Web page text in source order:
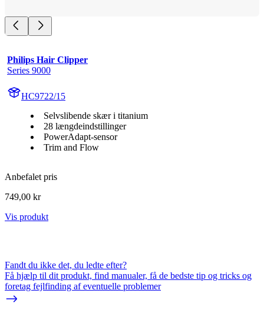
Philips Hair Clipper
Series 9000
HC9722/15
Selvslibende skær i titanium
28 længdeindstillinger
PowerAdapt-sensor
Trim and Flow
Anbefalet pris
749,00 kr
Vis produkt
Fandt du ikke det, du ledte efter?
Få hjælp til dit produkt, find manualer, få de bedste tip og tricks og
foretag fejlfinding af eventuelle problemer